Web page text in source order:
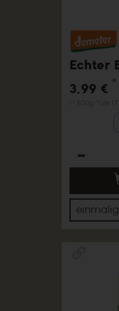
3,99 € *